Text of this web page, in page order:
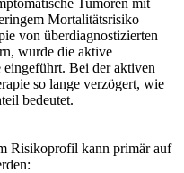
Mortalitätsrisiko
von überdiagnostizierten
wurde die aktive
Bei der aktiven
so lange verzögert, wie
bedeutet.
Risikoprofil kann primär auf